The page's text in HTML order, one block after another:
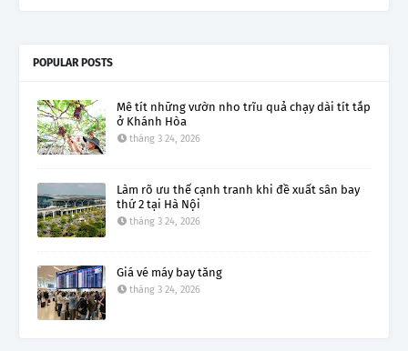
POPULAR POSTS
Mê tít những vườn nho trĩu quả chạy dài tít tắp
ở Khánh Hòa
tháng 3 24, 2026
Làm rõ ưu thế cạnh tranh khi đề xuất sân bay
thứ 2 tại Hà Nội
tháng 3 24, 2026
Giá vé máy bay tăng
tháng 3 24, 2026